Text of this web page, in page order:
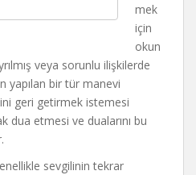
mek
için
okun
veya sorunlu ilişkilerde
yapılan bir tür manevi
geri getirmek istemesi
dua etmesi ve dualarını bu
sevgilinin tekrar